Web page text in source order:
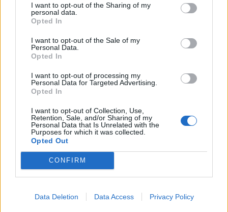
I want to opt-out of the Sharing of my
personal data.
Opted In
I want to opt-out of the Sale of my
Personal Data.
Opted In
I want to opt-out of processing my
Personal Data for Targeted Advertising.
Opted In
I want to opt-out of Collection, Use,
Retention, Sale, and/or Sharing of my
Personal Data that Is Unrelated with the
Purposes for which it was collected.
Opted Out
CONFIRM
Data Deletion Data Access Privacy Policy
In evidenza